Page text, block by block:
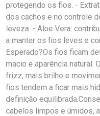
protegendo os fios. -
dos cachos e no controle
leveza. - Aloe Vera:
a manter os fios leves e
Esperado?Os fios ficam
macio e aparência natural.
frizz, mais brilho e
fios tendem a ficar mais
definição
cabelos limpos e úmidos,